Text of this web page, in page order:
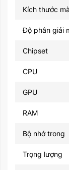
Kích thước
Độ phân giải
Chipset
CPU
GPU
RAM
Bộ nhớ trong
Trọng lượng